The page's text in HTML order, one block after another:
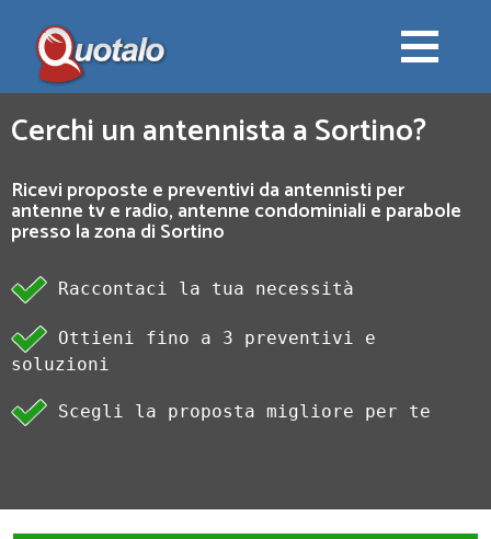
Cerchi un antennista a Sortino?
Ricevi proposte e preventivi da antennisti per
antenne tv e radio, antenne condominiali e parabole
presso la zona di Sortino
Raccontaci la tua necessità
Ottieni fino a 3 preventivi e
soluzioni
Scegli la proposta migliore per te